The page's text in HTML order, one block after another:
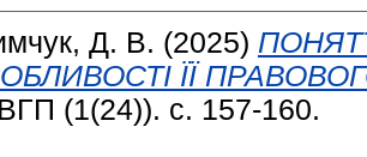
Д. В. (2025)
ЇЇ
(1(24)). с. 157-160.